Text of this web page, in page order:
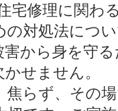
宅修理に関わ
の対処法につ
害から身を守
せません。
焦らず、その